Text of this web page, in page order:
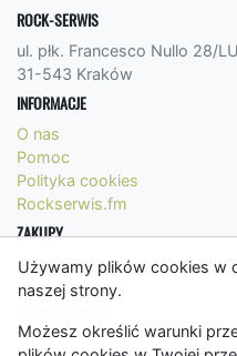
Używamy plików cookies w
naszej strony.
Możesz określić warunki
ROCK-SERWIS
ul. płk. Francesco Nullo 28/
31-543 Kraków
INFORMACJE
O nas
Pomoc
Polityka cookies
Rockserwis.fm
ZAKUPY
Formy płatności
Koszty wysyłki
Regulamin